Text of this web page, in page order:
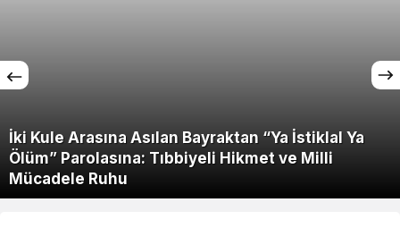
İki Kule Arasına Asılan Bayraktan “Ya İstiklal Ya
Ölüm” Parolasına: Tıbbiyeli Hikmet ve Milli
Mücadele Ruhu